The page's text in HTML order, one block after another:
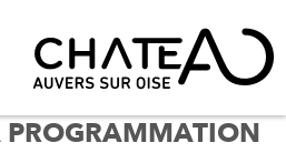
PROGRAMMATION